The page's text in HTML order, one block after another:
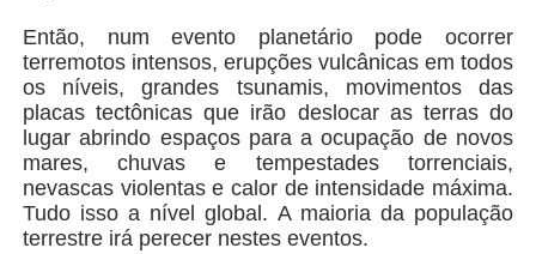
Então, num evento planetário pode ocorrer
terremotos intensos, erupções vulcânicas em todos
os níveis, grandes tsunamis, movimentos das
placas tectônicas que irão deslocar as terras do
lugar abrindo espaços para a ocupação de novos
mares, chuvas e tempestades torrenciais,
nevascas violentas e calor de intensidade máxima.
Tudo isso a nível global. A maioria da população
terrestre irá perecer nestes eventos.